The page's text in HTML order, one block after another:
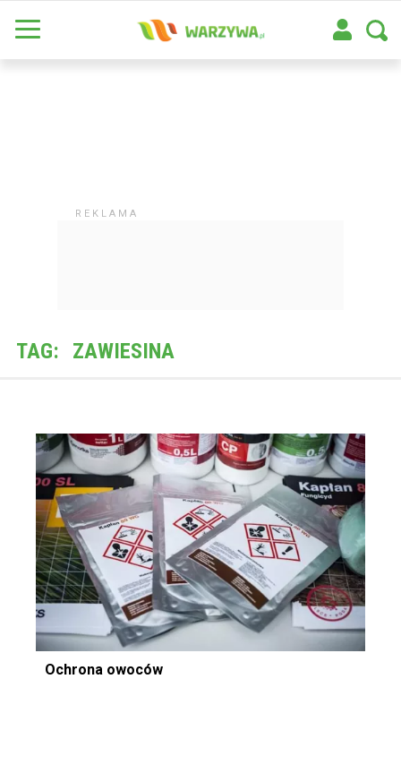
TAG: ZAWIESINA
Ochrona owoców